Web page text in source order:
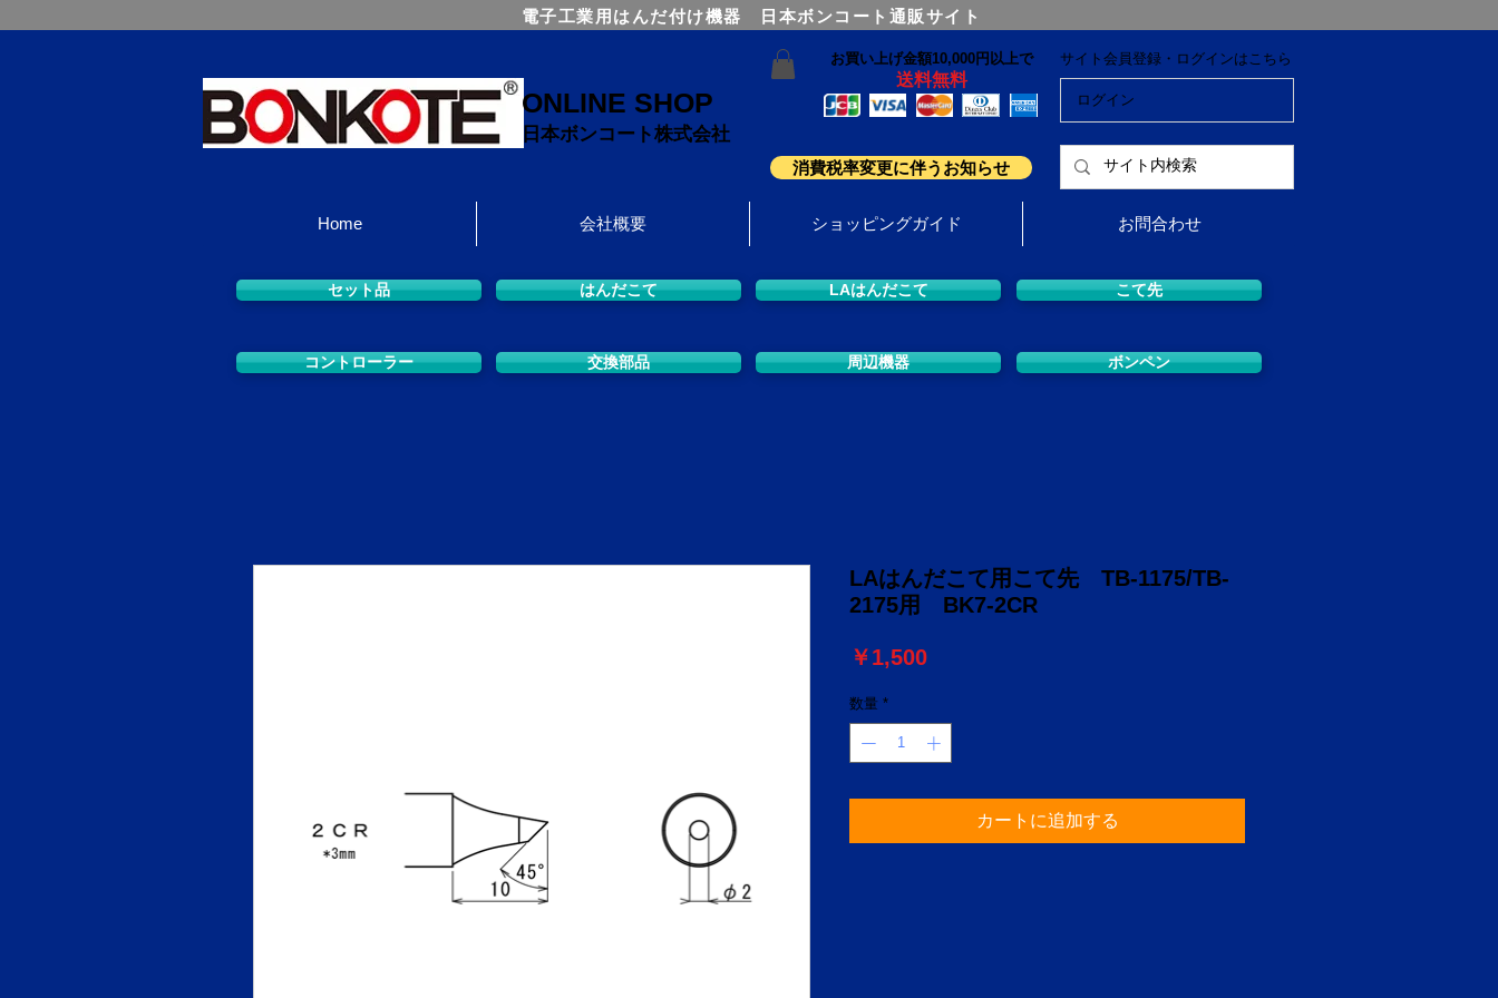
電子工業用はんだ付け機器 日本ボンコート通販サイト
ONLINE SHOP
日本ボンコート株式会社
お買い上げ金額10,000円以上で
送料無料
消費税率変更に伴うお知らせ
サイト会員登録・ログインはこちら
ログイン
Home 会社概要 ショッピングガイド お問合わせ
セット品 はんだこて LAはんだこて こて先
コントローラー 交換部品 周辺機器 ボンペン
LAはんだこて用こて先 TB-1175/TB-
2175用 BK7-2CR
￥1,500価
数量 *
カートに追加する